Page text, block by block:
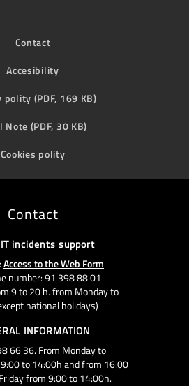
Contact
Accesibility
polity (PDF, 169 KB)
Note (PDF, 30 KB)
Cookies polity
Contact
incidents support
Access to the Web Form
number: 91 398 88 01
9 to 20 h. from Monday to
national holidays)
INFORMATION
66 36. From Monday to
to 14:00h and from 16:00
from 9:00 to 14:00h.